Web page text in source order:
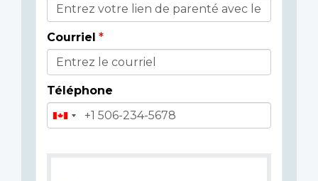
Courriel
Téléphone